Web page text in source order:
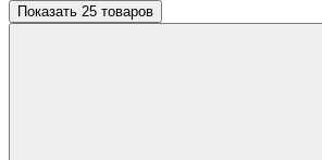
Показать 25 товаров